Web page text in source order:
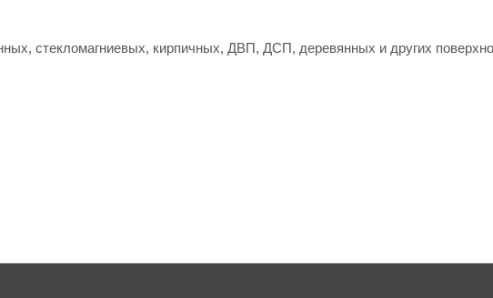
стекломагниевых, кирпичных, ДВП, ДСП, деревянных и других